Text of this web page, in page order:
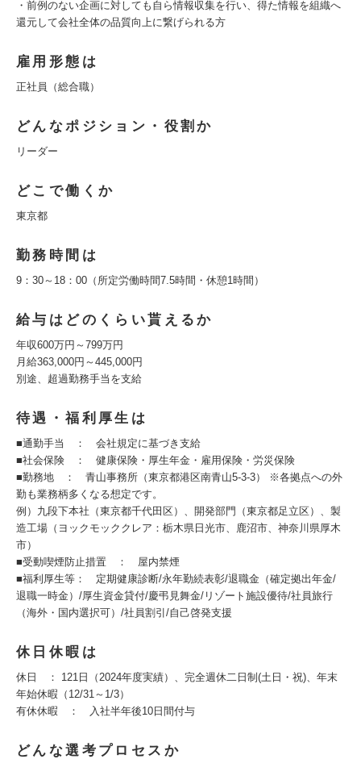
・前例のない企画に対しても自ら情報収集を行い、得た情報を組織へ
還元して会社全体の品質向上に繋げられる方
雇用形態は
正社員（総合職）
どんなポジション・役割か
リーダー
どこで働くか
東京都
勤務時間は
9：30～18：00（所定労働時間7.5時間・休憩1時間）
給与はどのくらい貰えるか
年収600万円～799万円
月給363,000円～445,000円
別途、超過勤務手当を支給
待遇・福利厚生は
■通勤手当 ： 会社規定に基づき支給
■社会保険 ： 健康保険・厚生年金・雇用保険・労災保険
■勤務地 ： 青山事務所（東京都港区南青山5-3-3） ※各拠点への外
勤も業務柄多くなる想定です。
例）九段下本社（東京都千代田区）、開発部門（東京都足立区）、製
造工場（ヨックモッククレア：栃木県日光市、鹿沼市、神奈川県厚木
市）
■受動喫煙防止措置 ： 屋内禁煙
■福利厚生等： 定期健康診断/永年勤続表彰/退職金（確定拠出年金/
退職一時金）/厚生資金貸付/慶弔見舞金/リゾート施設優待/社員旅行
（海外・国内選択可）/社員割引/自己啓発支援
休日休暇は
休日 ： 121日（2024年度実績）、完全週休二日制(土日・祝)、年末
年始休暇（12/31～1/3）
有休休暇 ： 入社半年後10日間付与
どんな選考プロセスか